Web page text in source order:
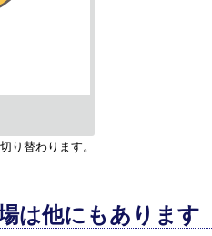
り替わります。
は他にもあります